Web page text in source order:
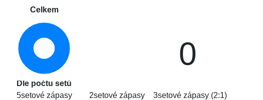
Celkem
0
Dle počtu setů
5setové zápasy 2setové zápasy 3setové zápasy (2:1)